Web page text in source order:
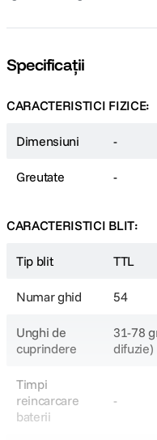
Specificații
CARACTERISTICI FIZICE:
Dimensiuni -
Greutate -
CARACTERISTICI BLIT:
Tip blit TTL
Numar ghid 54
Unghi de
cuprindere
31-78
difuzie)
Timpi
reincarcare
baterii
-